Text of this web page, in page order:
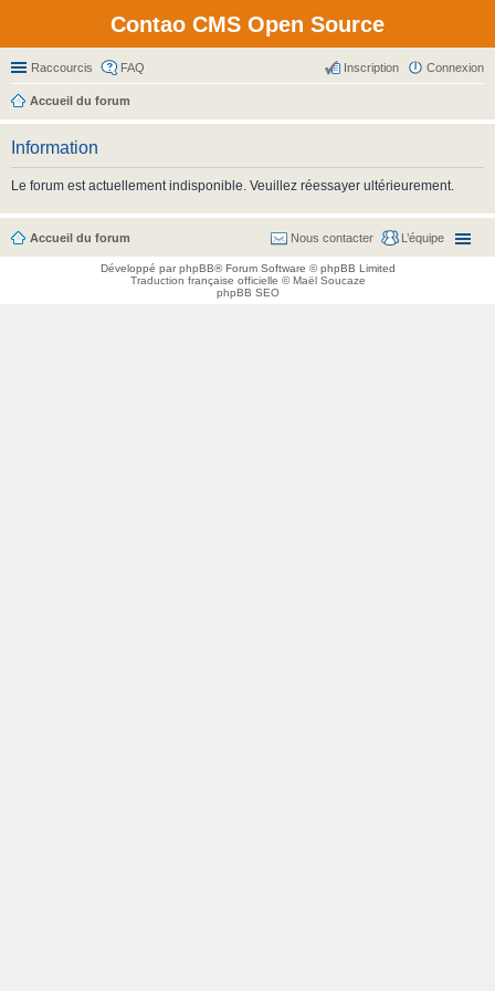
Contao CMS Open Source
Raccourcis FAQ Connexion
Inscription
Accueil du forum
Information
Le forum est actuellement indisponible. Veuillez réessayer ultérieurement.
Accueil du forum L’équipe
Nous contacter
Développé parphpBB® Forum Software © phpBB Limited
Traduction française officielle ©Maël Soucaze
phpBB SEO